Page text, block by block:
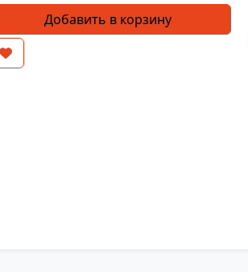
Добавить в корзину